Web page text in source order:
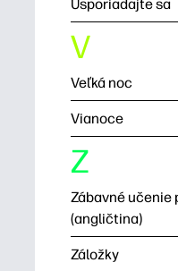
Usporiadajte sa
V
Veľká noc
Vianoce
Z
Zábavné učenie
(angličtina)
Záložky